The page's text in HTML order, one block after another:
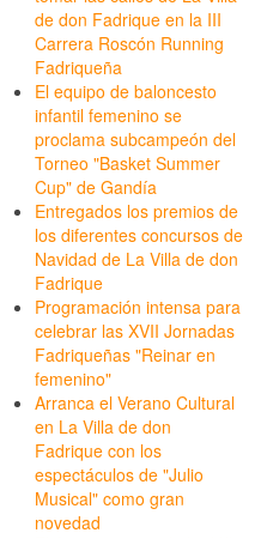
de don Fadrique en la III
Carrera Roscón Running
Fadriqueña
El equipo de baloncesto
infantil femenino se
proclama subcampeón del
Torneo "Basket Summer
Cup" de Gandía
Entregados los premios de
los diferentes concursos de
Navidad de La Villa de don
Fadrique
Programación intensa para
celebrar las XVII Jornadas
Fadriqueñas "Reinar en
femenino"
Arranca el Verano Cultural
en La Villa de don
Fadrique con los
espectáculos de "Julio
Musical" como gran
novedad